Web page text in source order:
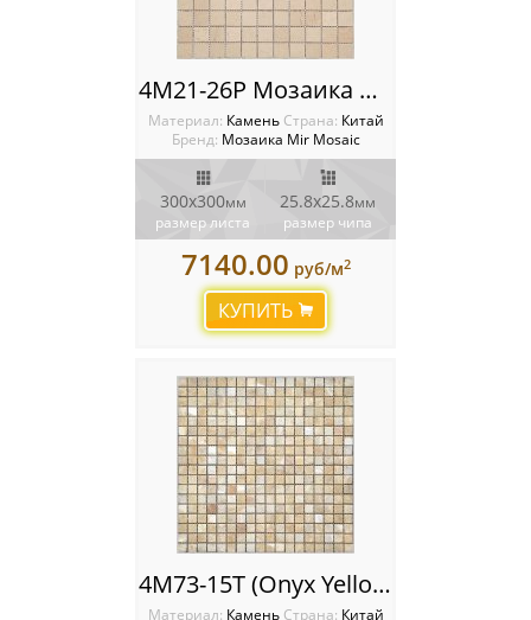
4M21-26P Мозаика Mir Mosaic
Материал: Камень Cтрана: Китай
Бренд: Мозаика Mir Mosaic
300х300мм
размер листа
25.8х25.8мм
размер чипа
7140.00 руб/м2
КУПИТЬ
4M73-15T (Onyx Yellow) Мозаика Mir Mosaic
Материал: Камень Cтрана: Китай